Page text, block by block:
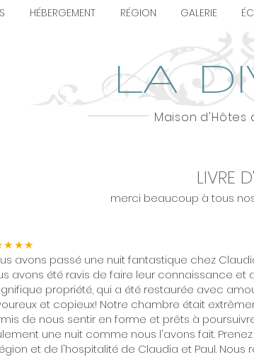
HÉBERGEMENT RÉGION GALERIE
Maison d'Hôtes
LA
LIVRE
merci beaucoup à tous
avons passé une nuit fantastique chez
avons été ravis de faire leur connaissance et
propriété, qui a été restaurée avec
et copieux! Notre chambre était
de nous sentir en forme et prêts à
une nuit comme nous l'avons fait.
et de l'hospitalité de Claudia et Paul. Nous